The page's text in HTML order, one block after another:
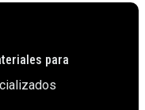
para